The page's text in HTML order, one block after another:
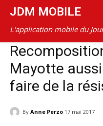
JDM MOBILE
L'application mobile du
Mayotte
faire de la
By Anne Perzo 17 mai 2017